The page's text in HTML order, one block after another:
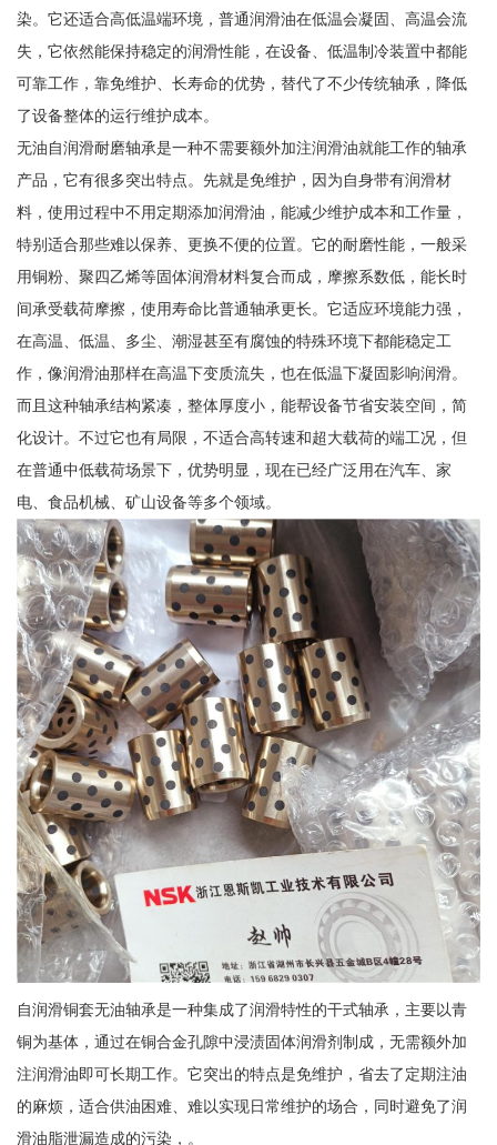
染。它还适合高低温端环境，普通润滑油在低温会凝固、高温会流
失，它依然能保持稳定的润滑性能，在设备、低温制冷装置中都能
可靠工作，靠免维护、长寿命的优势，替代了不少传统轴承，降低
了设备整体的运行维护成本。
无油自润滑耐磨轴承是一种不需要额外加注润滑油就能工作的轴承
产品，它有很多突出特点。先就是免维护，因为自身带有润滑材
料，使用过程中不用定期添加润滑油，能减少维护成本和工作量，
特别适合那些难以保养、更换不便的位置。它的耐磨性能，一般采
用铜粉、聚四乙烯等固体润滑材料复合而成，摩擦系数低，能长时
间承受载荷摩擦，使用寿命比普通轴承更长。它适应环境能力强，
在高温、低温、多尘、潮湿甚至有腐蚀的特殊环境下都能稳定工
作，像润滑油那样在高温下变质流失，也在低温下凝固影响润滑。
而且这种轴承结构紧凑，整体厚度小，能帮设备节省安装空间，简
化设计。不过它也有局限，不适合高转速和超大载荷的端工况，但
在普通中低载荷场景下，优势明显，现在已经广泛用在汽车、家
电、食品机械、矿山设备等多个领域。
自润滑铜套无油轴承是一种集成了润滑特性的干式轴承，主要以青
铜为基体，通过在铜合金孔隙中浸渍固体润滑剂制成，无需额外加
注润滑油即可长期工作。它突出的特点是免维护，省去了定期注油
的麻烦，适合供油困难、难以实现日常维护的场合，同时避免了润
滑油脂泄漏造成的污染，。